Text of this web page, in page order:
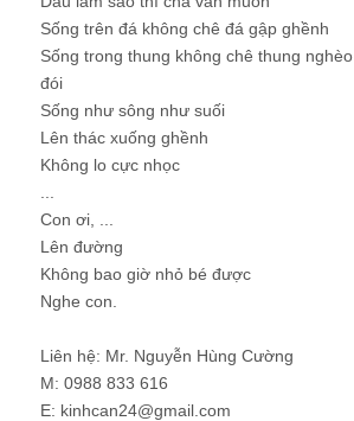
Sống trên đá không chê đá gập ghềnh
Sống trong thung không chê thung nghèo
đói
Sống như sông như suối
Lên thác xuống ghềnh
Không lo cực nhọc
Con ơi, ...
Lên đường
Không bao giờ nhỏ bé được
Nghe con.
Liên hệ: Mr. Nguyễn Hùng Cường
M: 0988 833 616
E: kinhcan24@gmail.com